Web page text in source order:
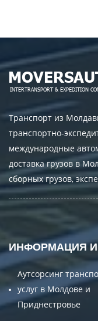
Транспорт из
транспортно-
международные
доставка грузов в
сборных грузов,
ИНФОРМАЦИЯ
Аутсорсинг
услуг в Молдове и
Приднестровье